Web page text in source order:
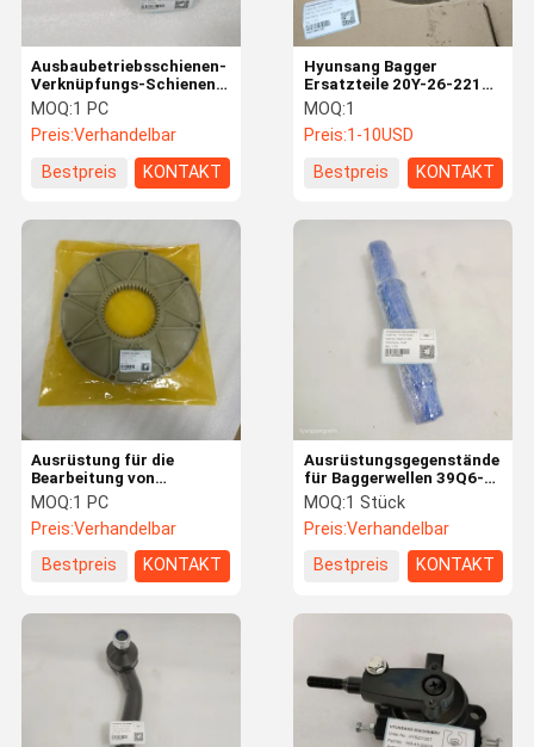
Ausbaubetriebsschienen-
Verknüpfungs-Schienen-
Busch 4I-7475 4I-7476
162-4304 1624304
MOQ:1 PC
Preis:Verhandelbar
Bestpreis
KONTAKT
Hyunsang Bagger
Ersatzteile 20Y-26-22191
Gehäuse Abdeckung für
BP500, HB205, HB215,
PC200, PC200CA,
MOQ:1
Preis:1-10USD
Bestpreis
KONTAKT
Ausrüstung für die
Bearbeitung von
Schleppmaschinen und
Schleppmaschinen
MOQ:1 PC
Preis:Verhandelbar
Bestpreis
KONTAKT
Ausrüstungsgegenstände
für Baggerwellen 39Q6-
41180 39Q6-12121 Für
R260LC9S R215LC7
MOQ:1 Stück
Preis:Verhandelbar
Bestpreis
KONTAKT